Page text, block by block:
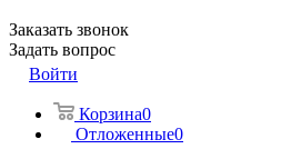
Заказать звонок
Задать вопрос
Войти
Корзина0
Отложенные0